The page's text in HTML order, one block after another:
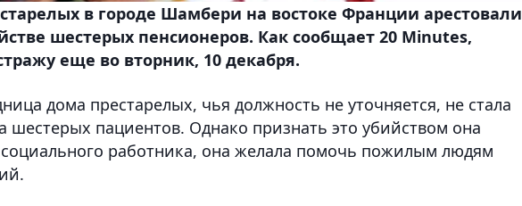
в городе Шамбери на востоке Франции арестовали
шестерых пенсионеров. Как сообщает 20 Minutes,
еще во вторник, 10 декабря.
дома престарелых, чья должность не уточняется, не стала
шестерых пациентов. Однако признать это убийством она
социального работника, она желала помочь пожилым людям